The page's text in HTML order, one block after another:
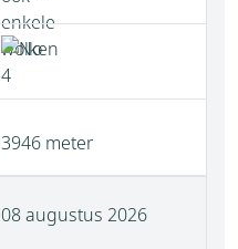
3946 meter
08 augustus 2026